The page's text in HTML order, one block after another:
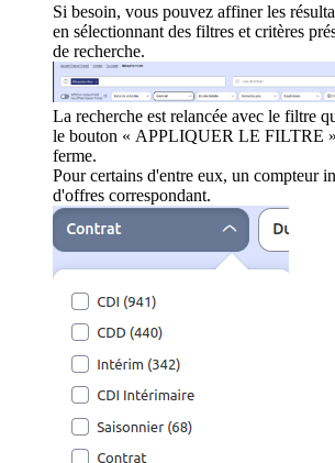
Si besoin, vous pouvez affiner les
en sélectionnant des filtres et critères
de recherche.
La recherche est relancée avec le filtre
le bouton « APPLIQUER LE FILTRE
ferme.
Pour certains d'entre eux, un compteur
d'offres correspondant.